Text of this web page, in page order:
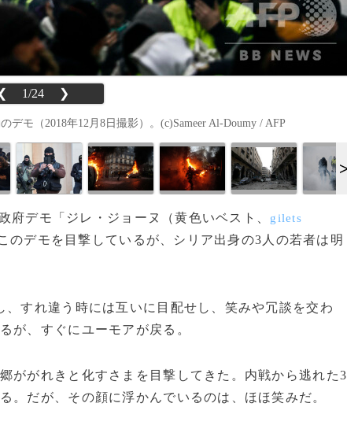
1/24 ❯
モ（2018年12月8日撮影）。(c)Sameer Al-Doumy / AFP
府デモ「ジレ・ジョーヌ（黄色いベスト、 gilets
のデモを目撃しているが、シリア出身の3人の若者は明
すれ違う時には互いに目配せし、笑みや冗談を交わ
が、すぐにユーモアが戻る。
ががれきと化すさまを目撃してきた。内戦から逃れた3
。だが、その顔に浮かんでいるのは、ほほ笑みだ。